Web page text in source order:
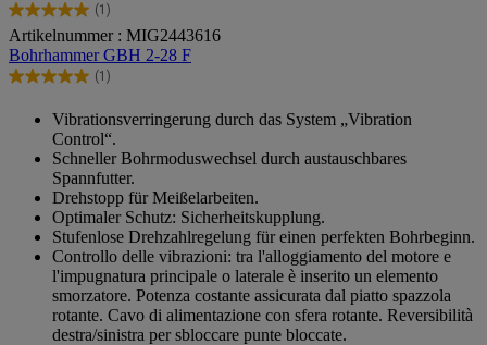
(1)
5.0
von
5
Sternen.
Bewertung
Artikelnummer : MIG2443616
Bohrhammer GBH 2-28 F
(1)
5.0
Sternen.
Bewertung
Vibrationsverringerung durch das System „Vibration
Control“.
Schneller Bohrmoduswechsel durch austauschbares
Spannfutter.
Drehstopp für Meißelarbeiten.
Optimaler Schutz: Sicherheitskupplung.
Stufenlose Drehzahlregelung für einen perfekten Bohrbeginn.
Controllo delle vibrazioni: tra l'alloggiamento del motore e
l'impugnatura principale o laterale è inserito un elemento
smorzatore. Potenza costante assicurata dal piatto spazzola
rotante. Cavo di alimentazione con sfera rotante. Reversibilità
destra/sinistra per sbloccare punte bloccate.